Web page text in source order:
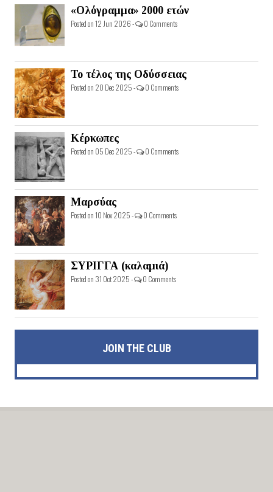
«Ολόγραμμα» 2000 ετών
Posted on 12 Jun 2026 - 0 Comments
Το τέλος της Οδύσσειας
Posted on 20 Dec 2025 - 0 Comments
Κέρκωπες
Posted on 05 Dec 2025 - 0 Comments
Μαρσύας
Posted on 10 Nov 2025 - 0 Comments
ΣΥΡΙΓΓΑ (καλαμιά)
Posted on 31 Oct 2025 - 0 Comments
JOIN THE CLUB